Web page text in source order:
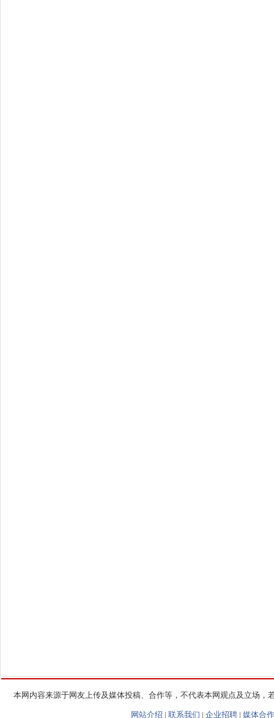
本网内容来源于网友上传及媒体投稿、合作等，不代表本网观点及立场
网站介绍 | 联系我们 | 企业招聘 | 媒体合作